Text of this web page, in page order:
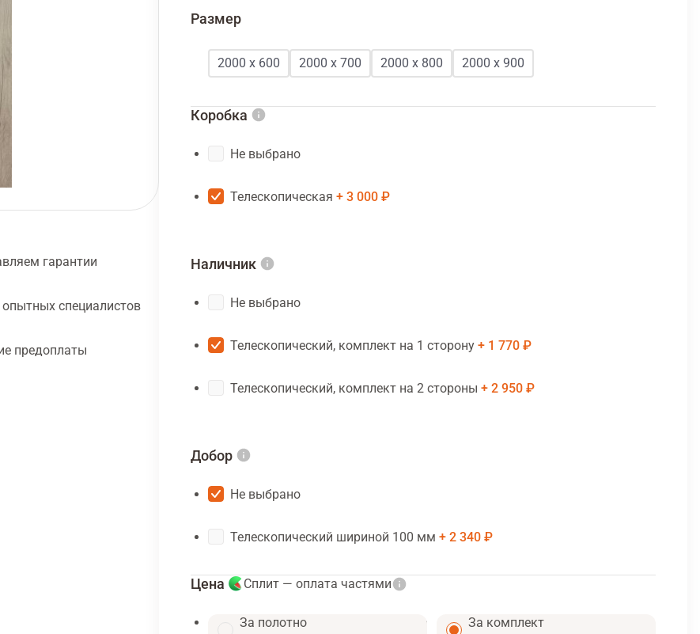
гарантии
специалистов
предоплаты
Размер
2000 х 600 2000 х 700 2000 х 800 2000 х 900
Коробка
Не выбрано
Телескопическая 3 000 ₽
Наличник
Не выбрано
Телескопический, комплект на 1 сторону 1 770 ₽
Телескопический, комплект на 2 стороны 2 950 ₽
Добор
Не выбрано
Телескопический шириной 100 мм 2 340 ₽
Цена Сплит — оплата частями
За полотно За комплект